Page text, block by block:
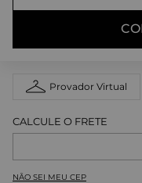
Provador Virtual
NÃO SEI MEU CEP